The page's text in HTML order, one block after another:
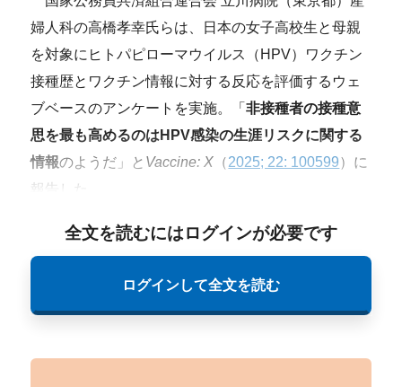
婦人科の高橋孝幸氏らは、日本の女子高校生と母親
を対象にヒトパピローマウイルス（HPV）ワクチン
接種歴とワクチン情報に対する反応を評価するウェ
ブベースのアンケートを実施。「非接種者の接種意
思を最も高めるのはHPV感染の生涯リスクに関する
情報のようだ」と Vaccine: X （2025; 22: 100599）に
報告した。
全文を読むにはログインが必要です
ログインして全文を読む